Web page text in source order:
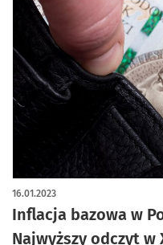
Inflacja bazowa w
Najwyższy odczyt w
16.01.2023